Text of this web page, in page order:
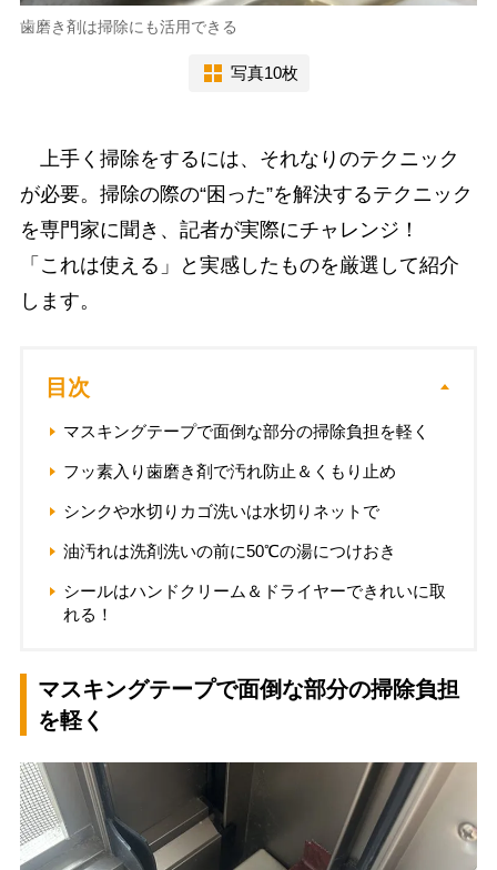
歯磨き剤は掃除にも活用できる
写真10枚
上手く掃除をするには、それなりのテクニック
が必要。掃除の際の“困った”を解決するテクニック
を専門家に聞き、記者が実際にチャレンジ！
「これは使える」と実感したものを厳選して紹介
します。
目次
マスキングテープで面倒な部分の掃除負担を軽く
フッ素入り歯磨き剤で汚れ防止＆くもり止め
シンクや水切りカゴ洗いは水切りネットで
油汚れは洗剤洗いの前に50℃の湯につけおき
シールはハンドクリーム＆ドライヤーできれいに取
れる！
マスキングテープで面倒な部分の掃除負担
を軽く